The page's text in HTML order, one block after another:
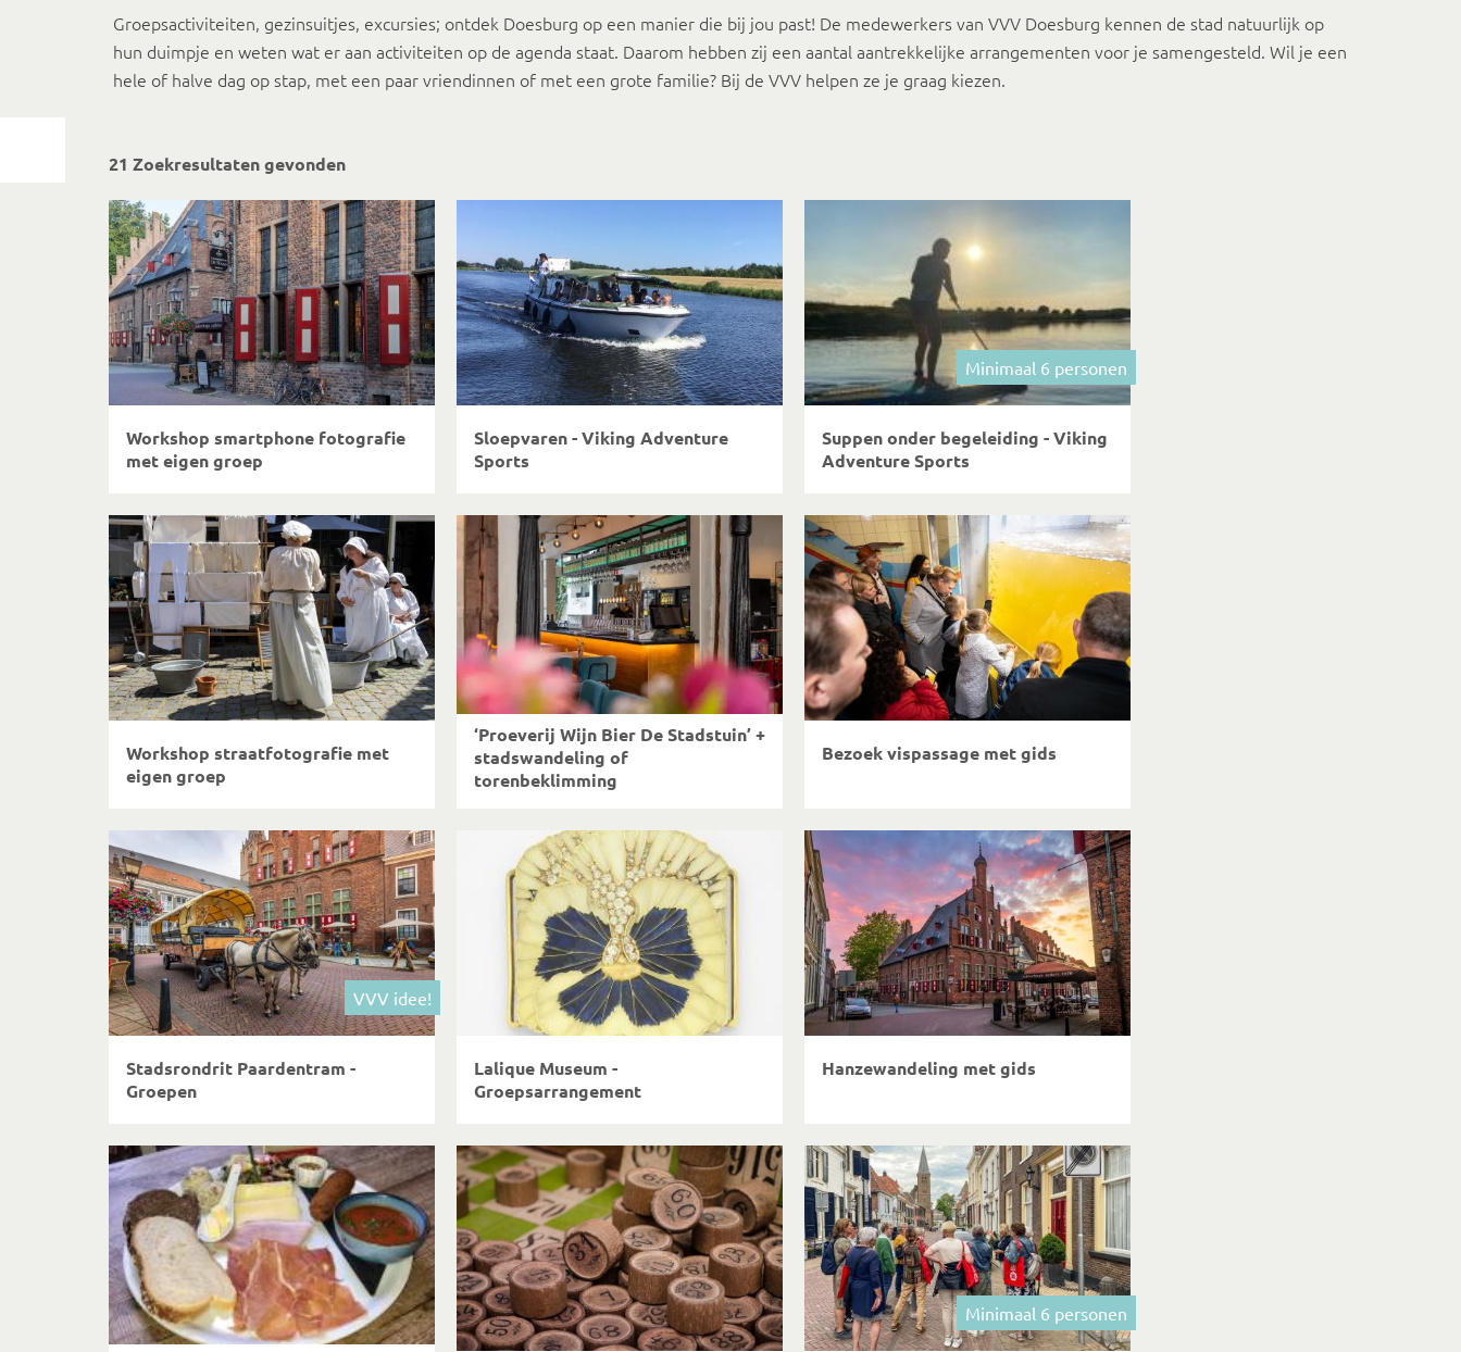
Groepsactiviteiten, gezinsuitjes, excursies; ontdek Doesburg op een manier die bij jou past! De medewerkers van VVV Doesburg kennen de stad natuurlijk op
hun duimpje en weten wat er aan activiteiten op de agenda staat. Daarom hebben zij een aantal aantrekkelijke arrangementen voor je samengesteld. Wil je een
hele of halve dag op stap, met een paar vriendinnen of met een grote familie? Bij de VVV helpen ze je graag kiezen.
21 Zoekresultaten gevonden
Workshop smartphone fotografie
met eigen groep
Sloepvaren - Viking Adventure
Sports
Minimaal 6 personen
Suppen onder begeleiding - Viking
Adventure Sports
Workshop straatfotografie met
eigen groep
‘Proeverij Wijn Bier De Stadstuin’ +
stadswandeling of
torenbeklimming
Bezoek vispassage met gids
VVV idee!
Stadsrondrit Paardentram -
Groepen
Lalique Museum -
Groepsarrangement
Hanzewandeling met gids
Minimaal 6 personen